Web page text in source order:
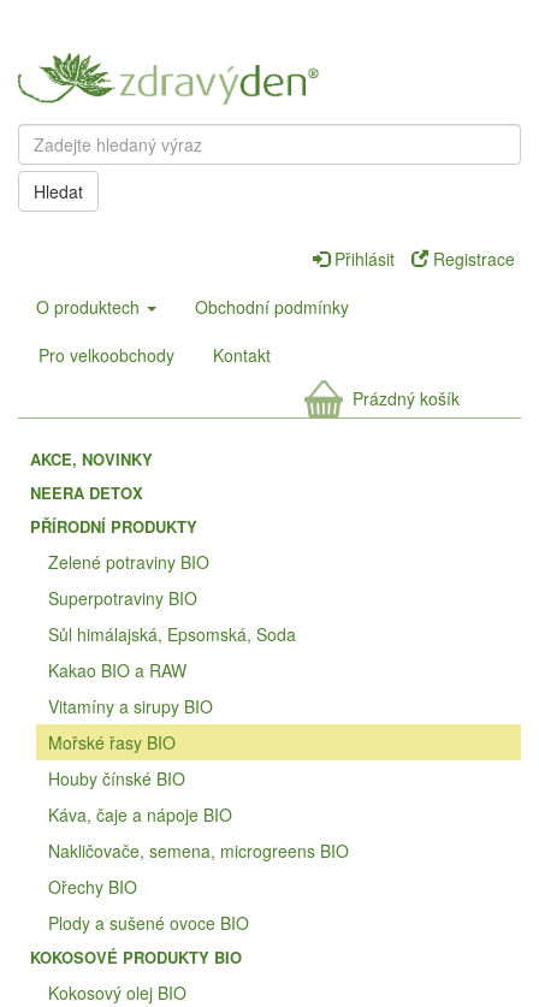
Hledat
Přihlásit
Registrace
O produktech
Obchodní podmínky
Pro velkoobchody
Kontakt
Prázdný košík
AKCE, NOVINKY
NEERA DETOX
PŘÍRODNÍ PRODUKTY
Zelené potraviny BIO
Superpotraviny BIO
Sůl himálajská, Epsomská, Soda
Kakao BIO a RAW
Vitamíny a sirupy BIO
Mořské řasy BIO
Houby čínské BIO
Káva, čaje a nápoje BIO
Nakličovače, semena, microgreens BIO
Ořechy BIO
Plody a sušené ovoce BIO
KOKOSOVÉ PRODUKTY BIO
Kokosový olej BIO